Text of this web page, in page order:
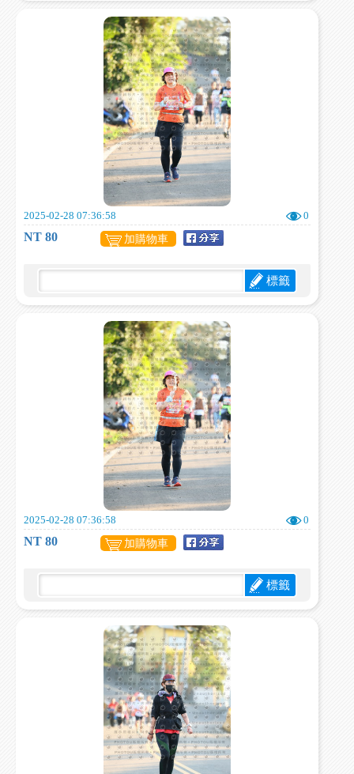
2025-02-28 07:36:58 0
NT 80 加購物車
標籤
2025-02-28 07:36:58 0
NT 80 加購物車
標籤